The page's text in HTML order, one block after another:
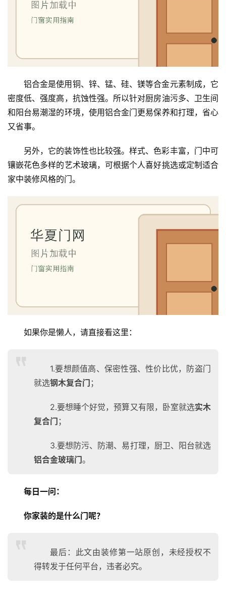
铝合金是使用铜、锌、锰、硅、镁等合金元素制成，它
密度低、强度高，抗蚀性强。所以针对厨房油污多、卫生间
和阳台易潮湿的环境，使用铝合金门更易保养和打理，省心
又省事。
另外，它的装饰性也比较强。样式、色彩丰富，门中可
镶嵌花色多样的艺术玻璃，可根据个人喜好挑选或定制适合
家中装修风格的门。
如果你是懒人，请直接看这里：
1.要想颜值高、保密性强、性价比优，防盗门
就选钢木复合门 ；
2.要想睡个好觉，预算又有限，卧室就选实木
复合门 ；
3.要想防污、防潮、易打理，厨卫、阳台就选
铝合金玻璃门。
每日一问：
你家装的是什么门呢？
最后：此文由装修第一站原创，未经授权不
得转发于任何平台，违者必究。